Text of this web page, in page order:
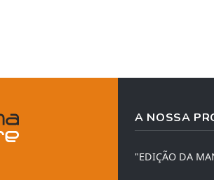
A NOSSA
"EDIÇÃO DA